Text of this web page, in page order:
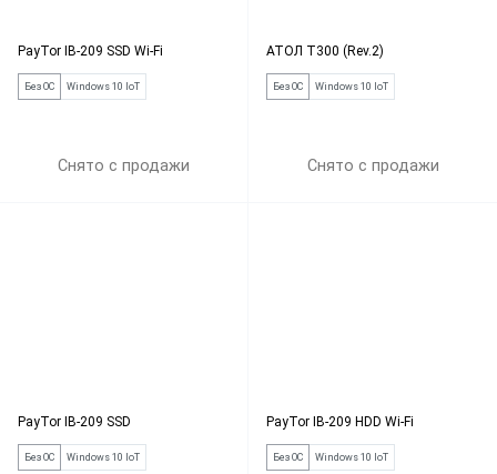
PayTor IB-209 SSD Wi-Fi
Без ОС Windows 10 IoT
Снято с продажи
АТОЛ Т300 (Rev.2)
Без ОС Windows 10 IoT
Снято с продажи
PayTor IB-209 SSD
Без ОС Windows 10 IoT
PayTor IB-209 HDD Wi-Fi
Без ОС Windows 10 IoT